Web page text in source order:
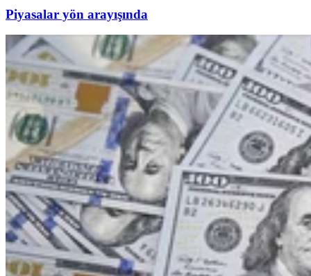
Piyasalar yön arayışında